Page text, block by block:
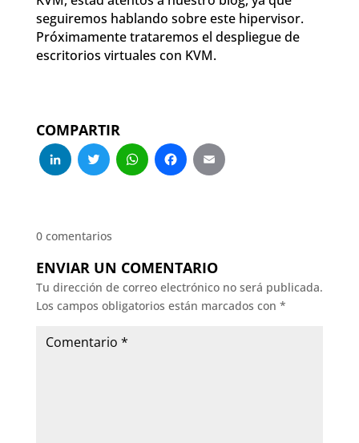
seguiremos hablando sobre este hipervisor.
Próximamente trataremos el despliegue de
escritorios virtuales con KVM.
COMPARTIR
LinkedIn
Twitter
WhatsApp
Facebook
0 comentarios
ENVIAR UN COMENTARIO
Tu dirección de correo electrónico no será publicada.
Los campos obligatorios están marcados con *